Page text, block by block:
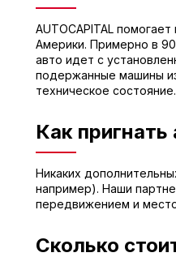
AUTOCAPITAL
Америки. Примерно в
авто идет с
подержанные машины
техническое состояние.
Как
Никаких
например). Наши
передвижением и
Сколько